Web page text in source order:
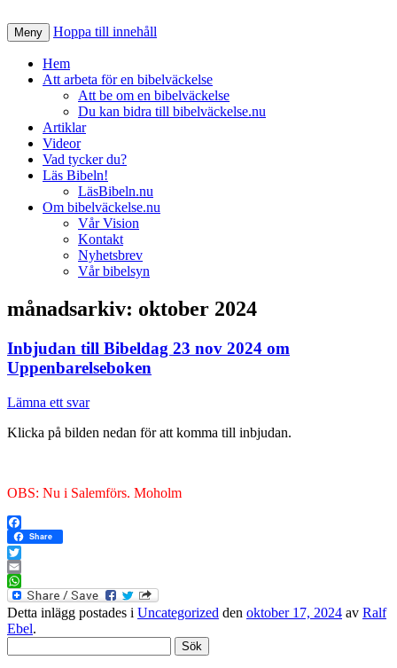
Bibelväckelse.nu
Nätverk för en Bibelväckelse
Meny Hoppa till innehåll
Hem
Att arbeta för en bibelväckelse
Att be om en bibelväckelse
Du kan bidra till bibelväckelse.nu
Artiklar
Videor
Vad tycker du?
Läs Bibeln!
LäsBibeln.nu
Om bibelväckelse.nu
Vår Vision
Kontakt
Nyhetsbrev
Vår bibelsyn
månadsarkiv: oktober 2024
Inbjudan till Bibeldag 23 nov 2024 om
Uppenbarelseboken
Lämna ett svar
Klicka på bilden nedan för att komma till inbjudan.
OBS: Nu i Salemförs. Moholm
Facebook
Share
Twitter
Email
WhatsApp
Detta inlägg postades i Uncategorized den oktober 17, 2024 av Ralf
Ebel.
efter: